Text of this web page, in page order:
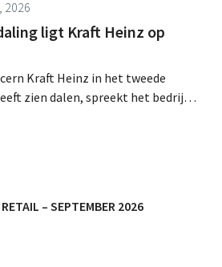
2026
ligt Kraft Heinz op
Kraft Heinz in het tweede
zien dalen, spreekt het bedrijf
– SEPTEMBER 2026